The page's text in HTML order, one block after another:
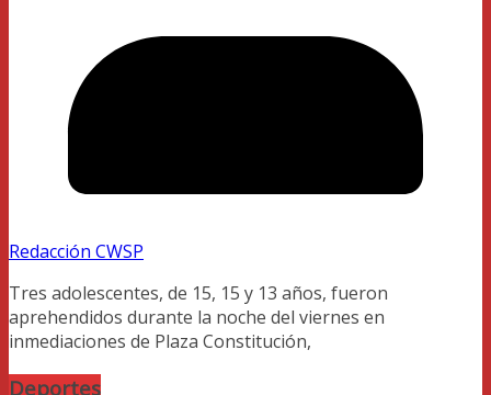
Redacción CWSP
Tres adolescentes, de 15, 15 y 13 años, fueron
aprehendidos durante la noche del viernes en
inmediaciones de Plaza Constitución,
Deportes